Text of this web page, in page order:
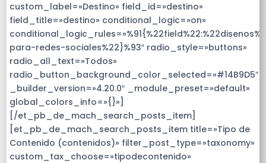
custom_label=»Destino» field_id=»destino»
field_title=»destino» conditional_logic=»on»
para-redes-sociales%22}%93″ radio_style=»buttons»
radio_all_text=»Todos»
radio_button_background_color_selected=»#14B9D5″
_builder_version=»4.20.0″ _module_preset=»default»
global_colors_info=»{}»]
[/et_pb_de_mach_search_posts_item]
[et_pb_de_mach_search_posts_item title=»Tipo de
Contenido (contenidos)» filter_post_type=»taxonomy»
custom_tax_choose=»tipodecontenido»